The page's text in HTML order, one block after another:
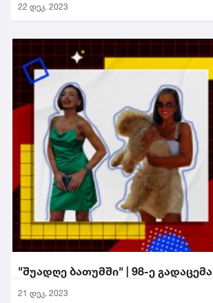
22 დეკ. 2023
"შუადღე ბათუმში" | 98-ე გადაცემა
21 დეკ. 2023